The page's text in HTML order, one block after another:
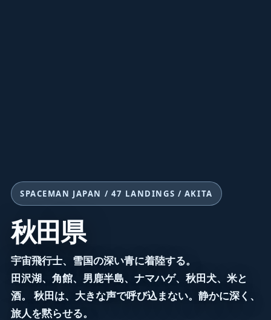
SPACEMAN JAPAN / 47 LANDINGS / AKITA
秋田県
宇宙飛行士、雪国の深い青に着陸する。
田沢湖、角館、男鹿半島、ナマハゲ、秋田犬、米と
酒。 秋田は、大きな声で呼び込まない。静かに深く、
旅人を黙らせる。